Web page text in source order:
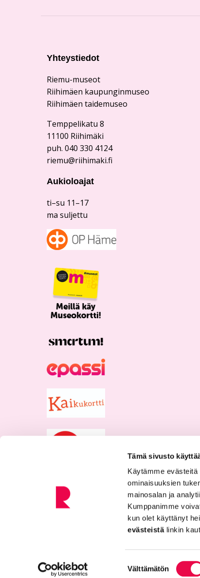
Tämä sivusto
Käytämme
ominaisuuksien
mainosalan ja
Kumppanimme
kun olet käyttänyt
evästeistä linkin
valinta
Välttämätön
Yhteystiedot
Riemu-museot
Riihimäen kaupunginmuseo
Riihimäen taidemuseo
Temppelikatu 8
11100 Riihimäki
puh. 040 330 4124
riemu@riihimaki.fi
Aukioloajat
ti–su 11–17
ma suljettu